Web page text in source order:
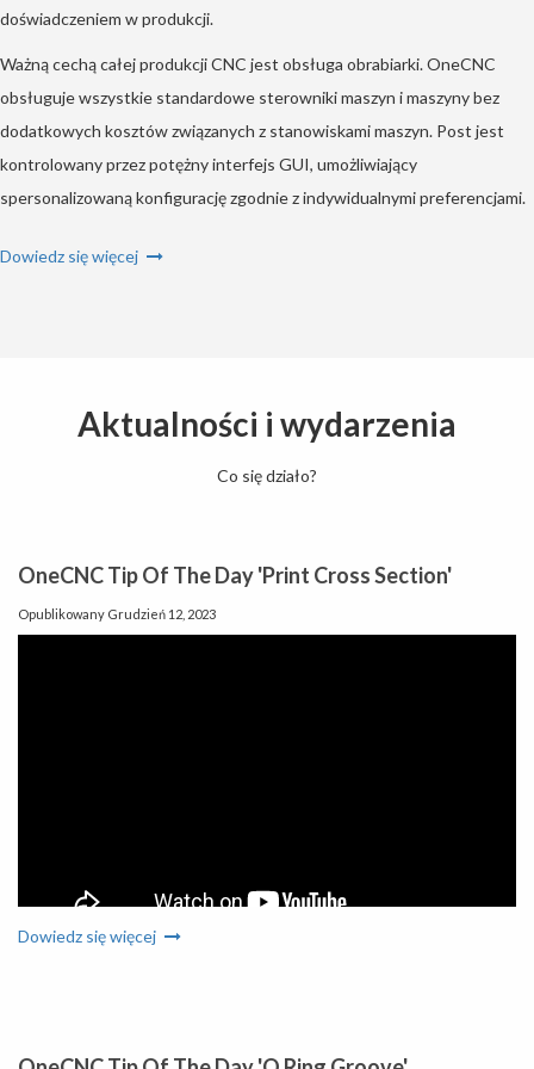
doświadczeniem w produkcji.
Ważną cechą całej produkcji CNC jest obsługa obrabiarki. OneCNC
obsługuje wszystkie standardowe sterowniki maszyn i maszyny bez
dodatkowych kosztów związanych z stanowiskami maszyn. Post jest
kontrolowany przez potężny interfejs GUI, umożliwiający
spersonalizowaną konfigurację zgodnie z indywidualnymi preferencjami.
Dowiedz się więcej
Aktualności i wydarzenia
Co się działo?
OneCNC Tip Of The Day 'Print Cross Section'
Opublikowany Grudzień 12, 2023
Dowiedz się więcej